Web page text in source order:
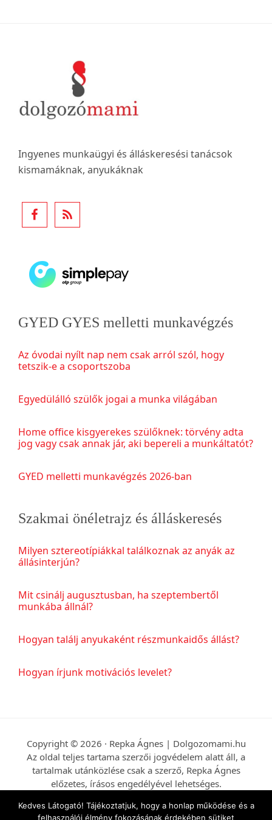
Ingyenes munkaügyi és álláskeresési tanácsok
kismamáknak, anyukáknak
GYED GYES melletti munkavégzés
Az óvodai nyílt nap nem csak arról szól, hogy
tetszik-e a csoportszoba
Egyedülálló szülők jogai a munka világában
Home office kisgyerekes szülőknek: törvény adta
jog vagy csak annak jár, aki bepereli a munkáltatót?
GYED melletti munkavégzés 2026-ban
Szakmai önéletrajz és álláskeresés
Milyen sztereotípiákkal találkoznak az anyák az
állásinterjún?
Mit csinálj augusztusban, ha szeptembertől
munkába állnál?
Hogyan találj anyukaként részmunkaidős állást?
Hogyan írjunk motivációs levelet?
Copyright © 2026 · Repka Ágnes | Dolgozomami.hu
Az oldal teljes tartama szerzői jogvédelem alatt áll, a
tartalmak utánközlése csak a szerző, Repka Ágnes
előzetes, írásos engedélyével lehetséges.
A Dolgozó mami előadásaiban, blogposztjaiban,
Kedves Látogató! Tájékoztatjuk, hogy a honlap működése és a
felhasználói élmény fokozásának érdekében sütiket